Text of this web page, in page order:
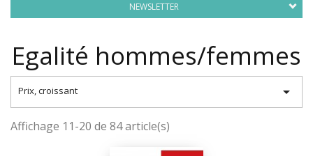
NEWSLETTER
Egalité hommes/femmes
Prix, croissant 
Affichage 11-20 de 84 article(s)